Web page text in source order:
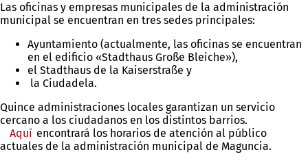
Las oficinas y empresas municipales de la administración
municipal se encuentran en tres sedes principales:
Ayuntamiento (actualmente, las oficinas se encuentran
en el edificio «Stadthaus Große Bleiche»),
el Stadthaus de la Kaiserstraße y
la Ciudadela.
Quince administraciones locales garantizan un servicio
cercano a los ciudadanos en los distintos barrios.
Aquí encontrará los horarios de atención al público
actuales de la administración municipal de Maguncia.